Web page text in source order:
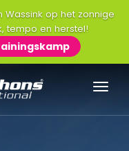
op het zonnige
tempo en herstel!